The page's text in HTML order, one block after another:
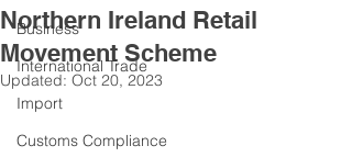
Business
International Trade
Import
Customs Compliance
Northern Ireland Retail
Movement Scheme
Updated: Oct 20, 2023